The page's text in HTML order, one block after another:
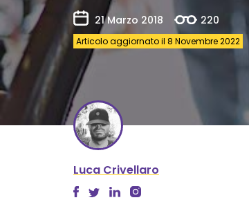
21 Marzo 2018 220
Articolo aggiornato il 8 Novembre 2022
Luca Crivellaro